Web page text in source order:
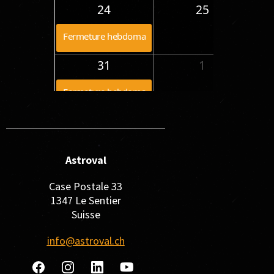
24
Fermeture hebdomadaire
25
31
Fermeture hebdomadaire
1
Astroval
Case Postale 33
1347 Le Sentier
Suisse
info@astroval.ch